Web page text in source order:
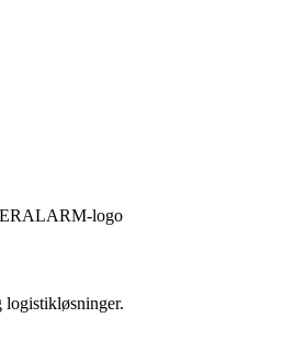
logo
logistikløsninger.